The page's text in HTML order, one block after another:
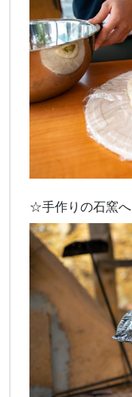
☆手作りの石窯へ